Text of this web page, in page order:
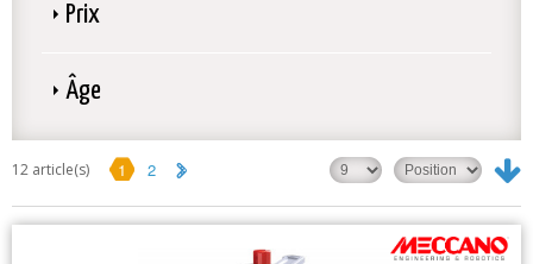
Prix
Âge
12 article(s) 1 2